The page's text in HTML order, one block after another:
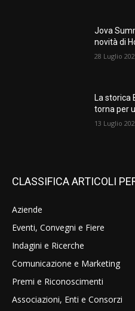
Jova
novità di
28 Luglio
La storica
torna per
13 Luglio
CLASSIFICA ARTICOLI
Aziende
Eventi, Convegni e Fiere
Indagini e Ricerche
Comunicazione e Marketing
Premi e Riconoscimenti
Associazioni, Enti e Consorzi